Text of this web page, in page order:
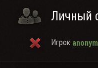
Личный
Игрок